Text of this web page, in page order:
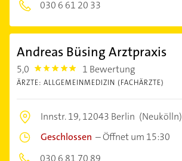
030 6 61 20 33
Andreas Büsing Arztpraxis
5,0 5.0 1 Bewertung
ÄRZTE: ALLGEMEINMEDIZIN (FACHÄRZTE)
Innstr. 19,12043 Berlin (Neukölln)
Geschlossen –Öffnet um 15:30
030 6 81 70 89